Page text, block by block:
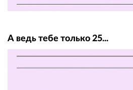
А ведь тебе только 25...